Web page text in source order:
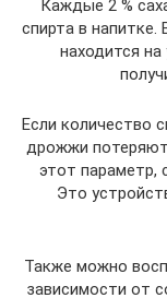
Каждые 2 %
спирта в напитке.
находится на
Если количество
дрожжи
этот параметр,
Это
Также можно
зависимости от